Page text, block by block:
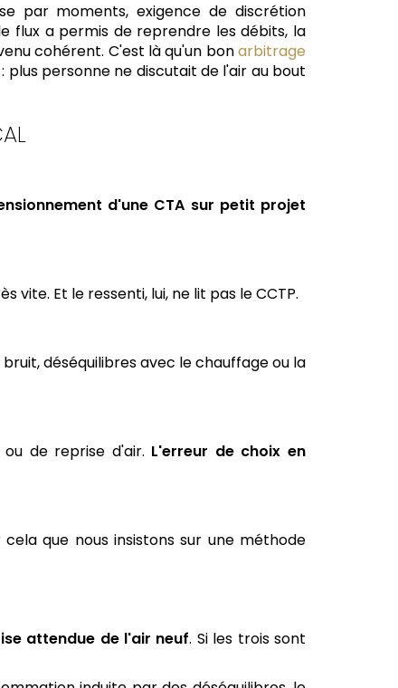
par moments, exigence de discrétion
flux a permis de reprendre les débits, la
cohérent. C'est là qu'un bonarbitrage
plus personne ne discutait de l'air au bout
d'une CTA sur petit projet
Et le ressenti, lui, ne lit pas le CCTP.
déséquilibres avec le chauffage ou la
de reprise d'air. L'erreur de choix en
que nous insistons sur une méthode
attendue de l'air neuf. Si les trois sont